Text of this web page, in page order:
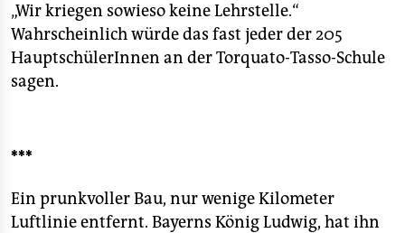
„Wir kriegen sowieso keine Lehrstelle.“
Wahrscheinlich würde das fast jeder der 205
HauptschülerInnen an der Torquato-Tasso-Schule
sagen.
***
Ein prunkvoller Bau, nur wenige Kilometer
Luftlinie entfernt. Bayerns König Ludwig, hat ihn